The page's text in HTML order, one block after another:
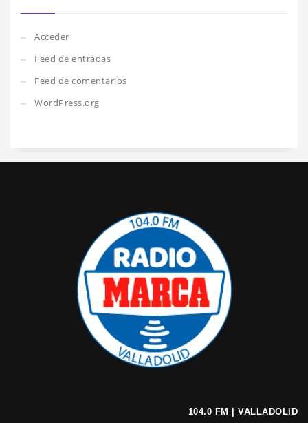
Acceder
Feed de entradas
Feed de comentarios
WordPress.org
104.0 FM | VALLADOLID